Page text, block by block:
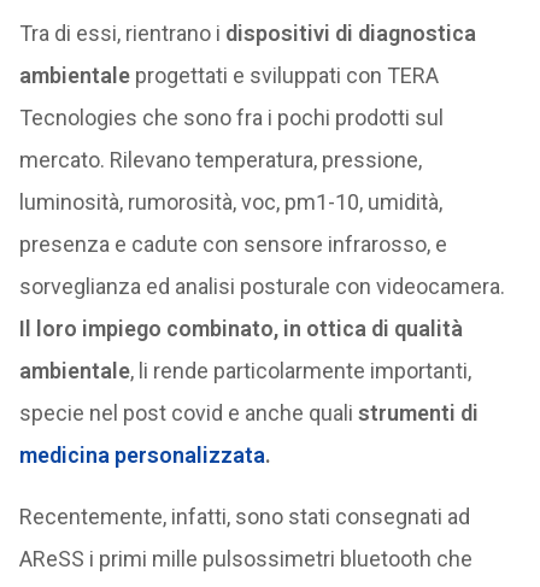
Tra di essi, rientrano i dispositivi di diagnostica
ambientaleprogettati e sviluppati con TERA
Tecnologies che sono fra i pochi prodotti sul
mercato. Rilevano temperatura, pressione,
luminosità, rumorosità, voc, pm1-10, umidità,
presenza e cadute con sensore infrarosso, e
sorveglianza ed analisi posturale con videocamera.
Il loro impiego combinato, in ottica di qualità
ambientale, li rende particolarmente importanti,
specie nel post covid e anche quali strumenti di
medicina personalizzata.
Recentemente, infatti, sono stati consegnati ad
AReSS i primi mille pulsossimetri bluetooth che